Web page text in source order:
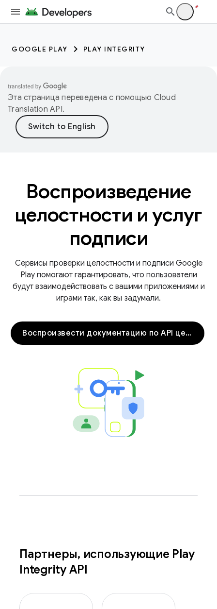
GOOGLE PLAY PLAY INTEGRITY
Эта страница переведена с помощью Cloud
Translation API.
Воспроизведение
целостности и услуг
подписи
Сервисы проверки целостности и подписи Google
Play помогают гарантировать, что пользователи
будут взаимодействовать с вашими приложениями и
играми так, как вы задумали.
Воспроизвести документацию по API целостности
Партнеры, использующие Play
Integrity API